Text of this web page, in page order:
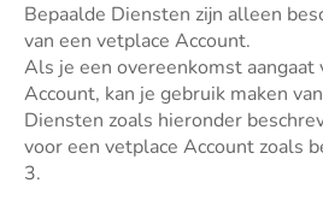
Bepaalde Diensten zijn alleen
van een vetplace Account.
Als je een overeenkomst aangaat
Account, kan je gebruik maken
Diensten zoals hieronder
voor een vetplace Account zoals
3.